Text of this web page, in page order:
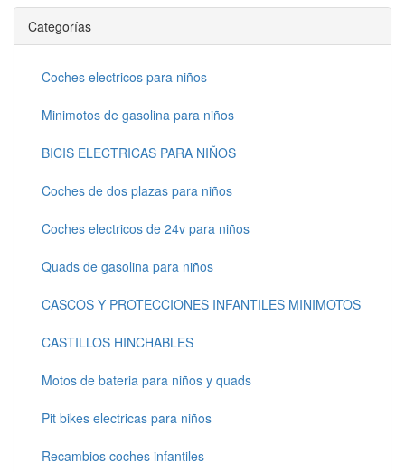
Categorías
Coches electricos para niños
Minimotos de gasolina para niños
BICIS ELECTRICAS PARA NIÑOS
Coches de dos plazas para niños
Coches electricos de 24v para niños
Quads de gasolina para niños
CASCOS Y PROTECCIONES INFANTILES MINIMOTOS
CASTILLOS HINCHABLES
Motos de bateria para niños y quads
Pit bikes electricas para niños
Recambios coches infantiles